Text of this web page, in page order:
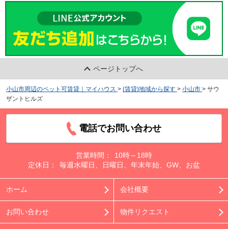
ページトップへ
小山市周辺のペット可賃貸｜マイハウス > (賃貸)地域から探す > 小山市 > サウ
ザントヒルズ
電話でお問い合わせ
営業時間：
10時～18時
定休日：
毎週水曜日、日曜日、年末年始、GW、お盆
ホーム 会社概要
お問い合わせ 物件リクエスト